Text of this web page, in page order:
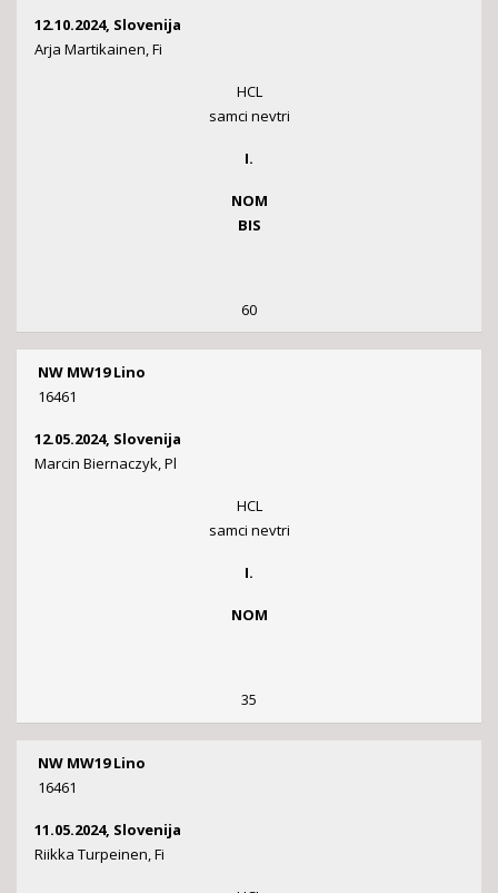
12.10.2024, Slovenija
Arja Martikainen, Fi
HCL
samci nevtri
I.
NOM
BIS
60
NW MW19 Lino
16461
12.05.2024, Slovenija
Marcin Biernaczyk, Pl
HCL
samci nevtri
I.
NOM
35
NW MW19 Lino
16461
11.05.2024, Slovenija
Riikka Turpeinen, Fi